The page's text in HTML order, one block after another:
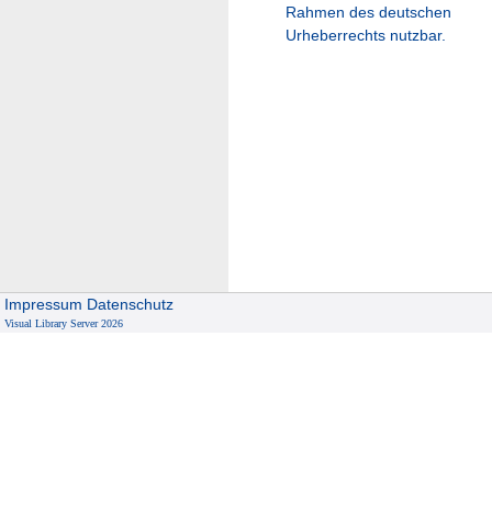
Rahmen des deutschen
Urheberrechts nutzbar.
Impressum Datenschutz
Visual Library Server 2026